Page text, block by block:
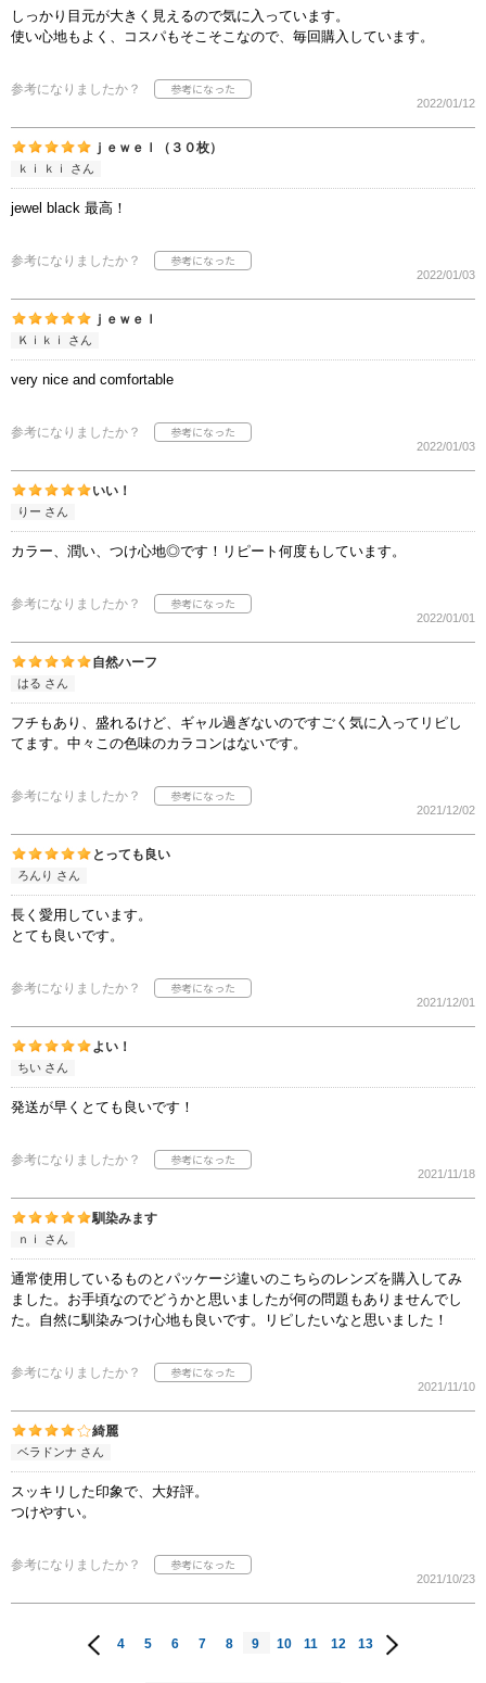
しっかり目元が大きく見えるので気に入っています。
使い心地もよく、コスパもそこそこなので、毎回購入しています。
参考になりましたか？
2022/01/12
ｊｅｗｅｌ（３０枚）
ｋｉ ｋｉ さん
jewel black 最高！
参考になりましたか？
2022/01/03
ｊｅｗｅｌ
Ｋｉｋｉ さん
very nice and comfortable
参考になりましたか？
2022/01/03
いい！
りー さん
カラー、潤い、つけ心地◎です！リピート何度もしています。
参考になりましたか？
2022/01/01
自然ハーフ
はる さん
フチもあり、盛れるけど、ギャル過ぎないのですごく気に入ってリピし
てます。中々この色味のカラコンはないです。
参考になりましたか？
2021/12/02
とっても良い
ろんり さん
長く愛用しています。
とても良いです。
参考になりましたか？
2021/12/01
よい！
ちい さん
発送が早くとても良いです！
参考になりましたか？
2021/11/18
馴染みます
ｎｉ さん
通常使用しているものとパッケージ違いのこちらのレンズを購入してみ
ました。お手頃なのでどうかと思いましたが何の問題もありませんでし
た。自然に馴染みつけ心地も良いです。リピしたいなと思いました！
参考になりましたか？
2021/11/10
綺麗
ベラドンナ さん
スッキリした印象で、大好評。
つけやすい。
参考になりましたか？
2021/10/23
4 5 6 7 8 9 10 11 12 13